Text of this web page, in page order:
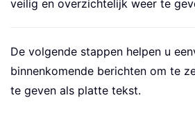
veilig en overzichtelijk weer te
De volgende stappen helpen u
binnenkomende berichten om te
te geven als platte tekst.